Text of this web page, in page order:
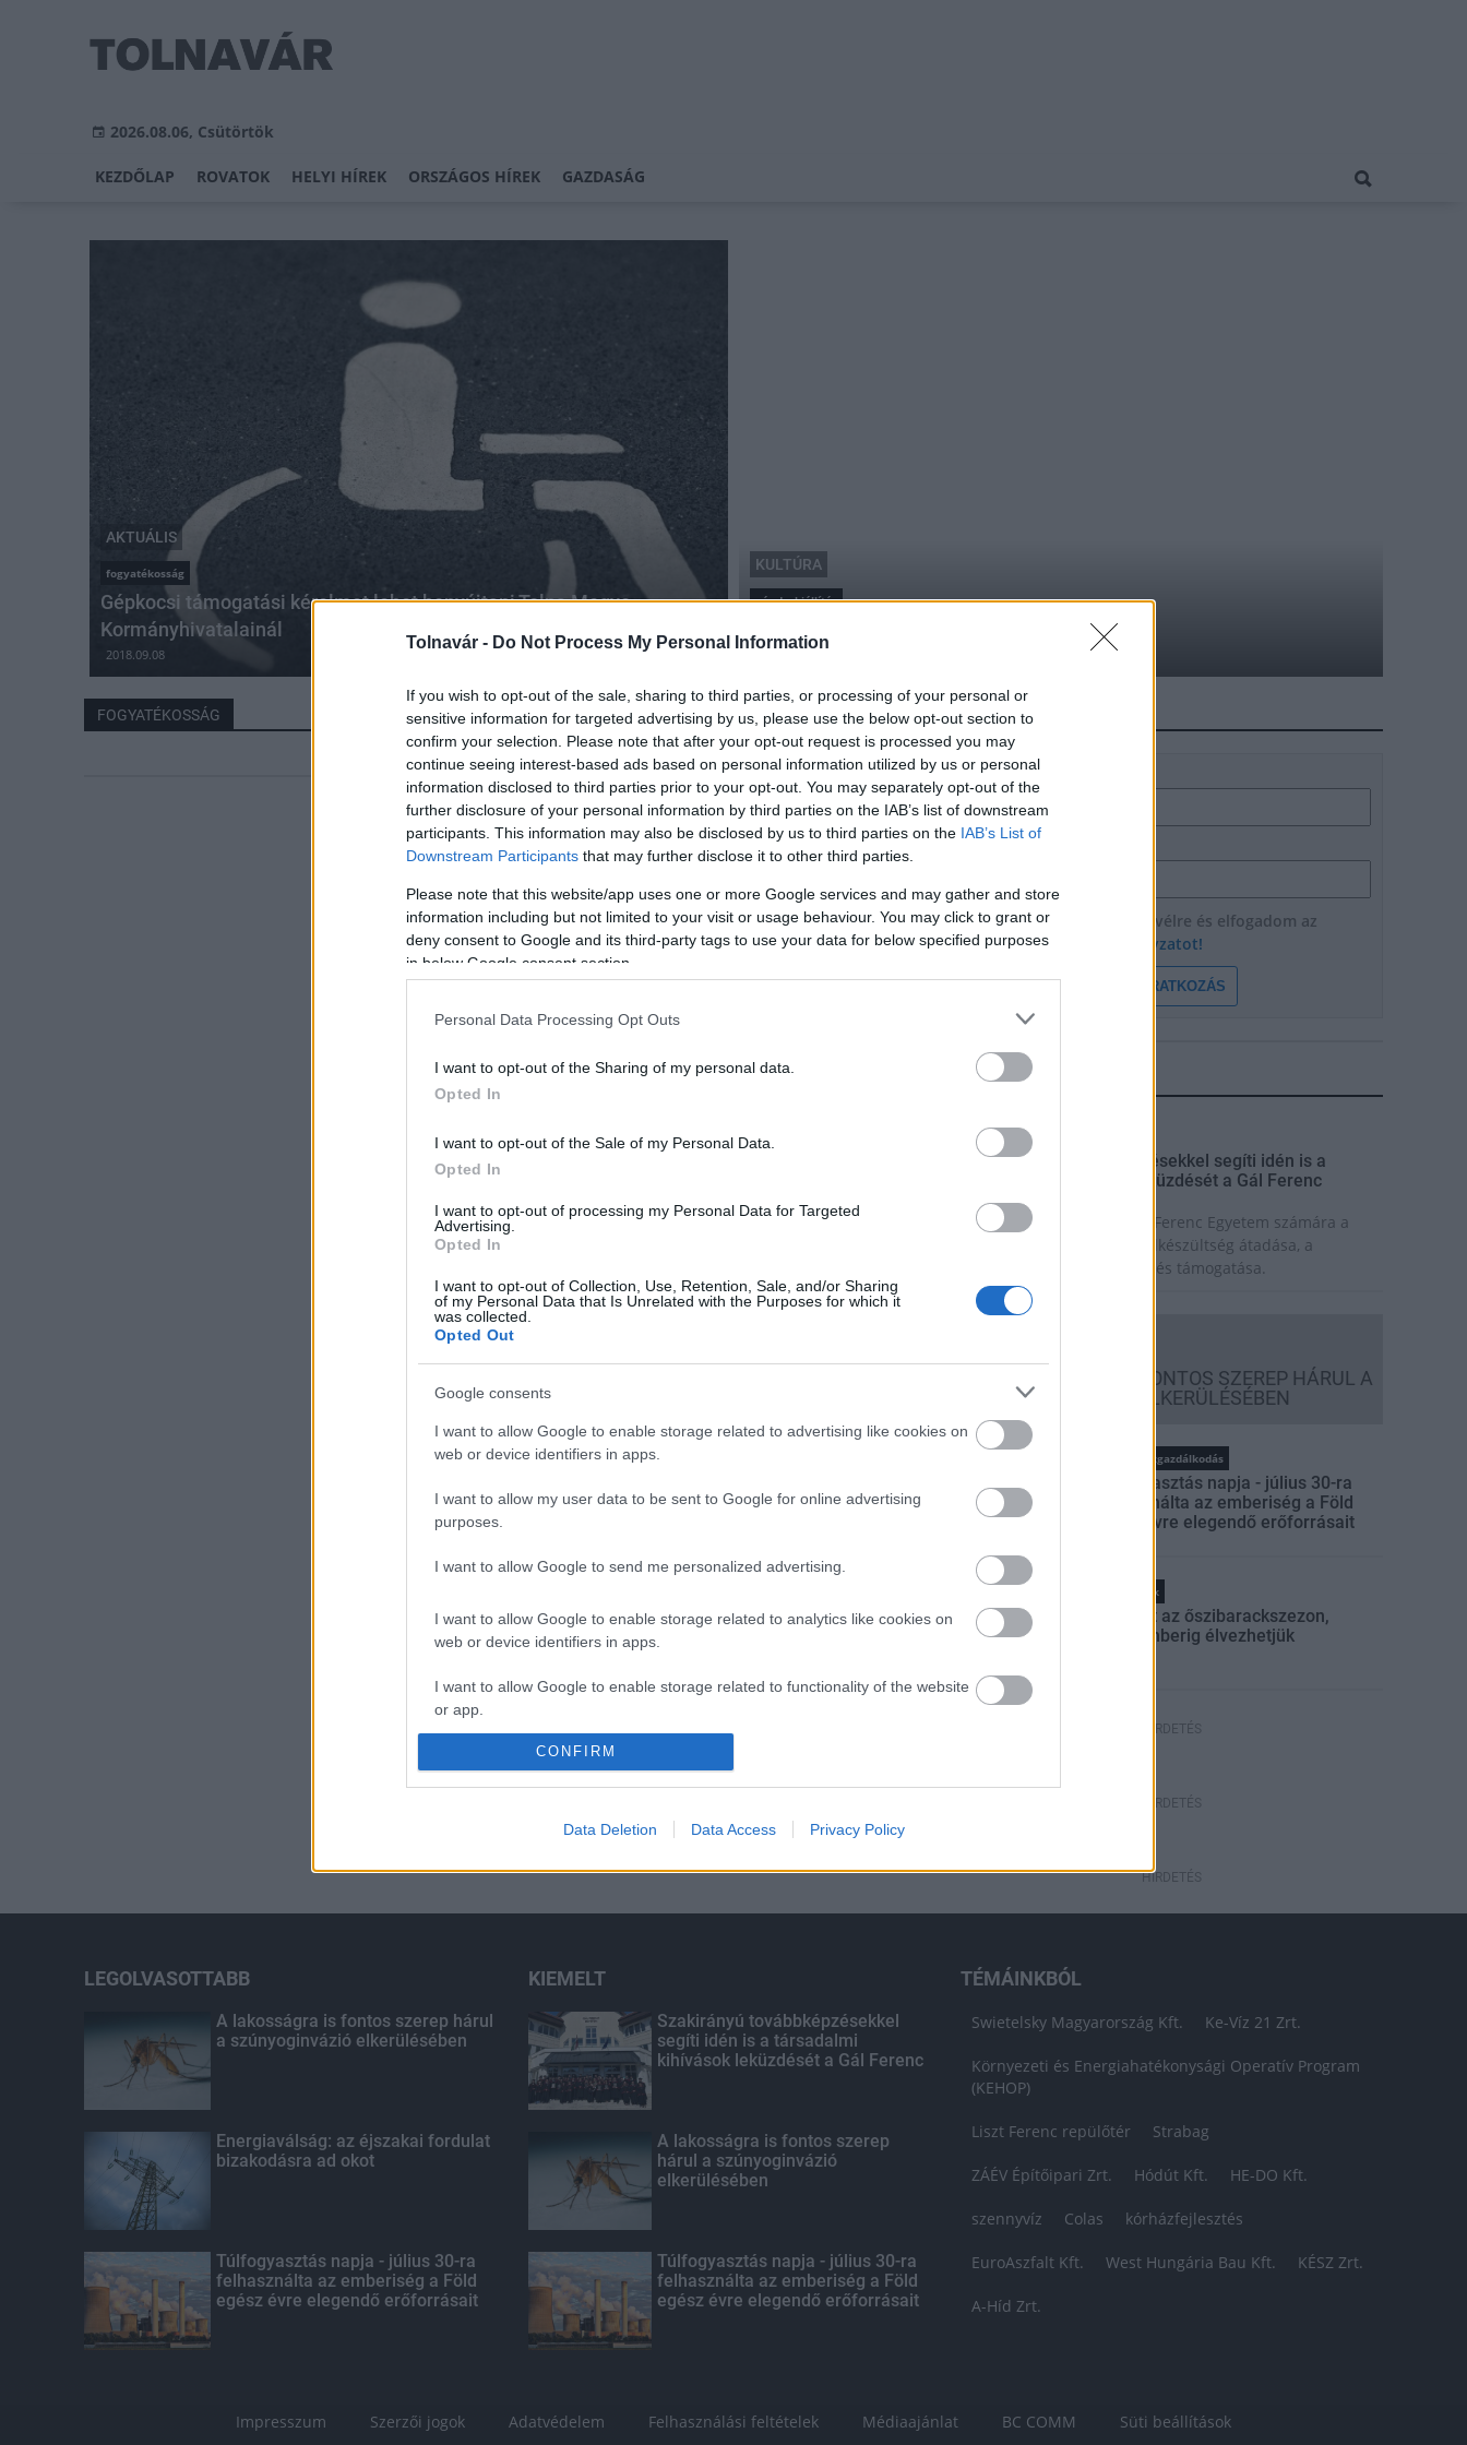
Tolnavár - Do Not Process My Personal Information
If you wish to opt-out of the sale, sharing to third parties, or processing of your personal or
sensitive information for targeted advertising by us, please use the below opt-out section to
confirm your selection. Please note that after your opt-out request is processed you may
continue seeing interest-based ads based on personal information utilized by us or personal
information disclosed to third parties prior to your opt-out. You may separately opt-out of the
further disclosure of your personal information by third parties on the IAB’s list of downstream
participants. This information may also be disclosed by us to third parties on the IAB’s List of
Downstream Participants that may further disclose it to other third parties.
Please note that this website/app uses one or more Google services and may gather and store
information including but not limited to your visit or usage behaviour. You may click to grant or
deny consent to Google and its third-party tags to use your data for below specified purposes
in below Google consent section.
Personal Data Processing Opt Outs
I want to opt-out of the Sharing of my personal data.
Opted In
I want to opt-out of the Sale of my Personal Data.
Opted In
I want to opt-out of processing my Personal Data for Targeted
Advertising.
Opted In
I want to opt-out of Collection, Use, Retention, Sale, and/or Sharing
of my Personal Data that Is Unrelated with the Purposes for which it
was collected.
Opted Out
Google consents
I want to allow Google to enable storage related to advertising like cookies on
web or device identifiers in apps.
I want to allow my user data to be sent to Google for online advertising
purposes.
I want to allow Google to send me personalized advertising.
I want to allow Google to enable storage related to analytics like cookies on
web or device identifiers in apps.
I want to allow Google to enable storage related to functionality of the website
or app.
I want to allow Google to enable storage related to personalization.
authentication functionality and fraud prevention, and other user protection.
CONFIRM
Data Deletion Data Access Privacy Policy
2026.08.06, Csütörtök
KEZDŐLAP ROVATOK HELYI HÍREK ORSZÁGOS HÍREK GAZDASÁG
AKTUÁLIS
fogyatékosság
Gépkocsi támogatási kérelmet lehet benyújtani Tolna Megye
Kormányhivatalainál
2018.09.08
KULTÚRA
vándorkiállítás
Fogyatékossággal élők kiállítása Szekszárdon
FOGYATÉKOSSÁG HÍRLEVÉL
Név
Feliratkozom a hírlevélre és elfogadom az
adatvédelmi szabályzatot!
FELIRATKOZÁS
LEGFRISSEBB
Országos hírek
Szakirányú továbbképzésekkel segíti idén is a
társadalmi kihívások leküzdését a Gál Ferenc
Egyetem
Kiemelt fontosságú a Gál Ferenc Egyetem számára a
jövőbe mutató szakmai felkészültség átadása, a
folyamatos szakmai fejlődés támogatása.
A LAKOSSÁGRA IS FONTOS SZEREP HÁRUL A
SZÚNYOGINVÁZIÓ ELKERÜLÉSÉBEN
vízgazdálkodás
Túlfogyasztás napja - július 30-ra
felhasználta az emberiség a Föld
egész évre elegendő erőforrásait
Helyi hírek
Beindult az őszibarackszezon,
szeptemberig élvezhetjük
HIRDETÉS
HIRDETÉS
HIRDETÉS
LEGOLVASOTTABB
A lakosságra is fontos szerep hárul
a szúnyoginvázió elkerülésében
Energiaválság: az éjszakai fordulat
bizakodásra ad okot
Túlfogyasztás napja - július 30-ra
felhasználta az emberiség a Föld
egész évre elegendő erőforrásait
KIEMELT
Szakirányú továbbképzésekkel
segíti idén is a társadalmi
kihívások leküzdését a Gál Ferenc
A lakosságra is fontos szerep
hárul a szúnyoginvázió
elkerülésében
Túlfogyasztás napja - július 30-ra
felhasználta az emberiség a Föld
egész évre elegendő erőforrásait
TÉMÁINKBÓL
Swietelsky Magyarország Kft. Ke-Víz 21 Zrt.
Környezeti és Energiahatékonysági Operatív Program
(KEHOP)
Liszt Ferenc repülőtér Strabag
ZÁÉV Építőipari Zrt. Hódút Kft. HE-DO Kft.
szennyvíz Colas kórházfejlesztés
EuroAszfalt Kft. West Hungária Bau Kft. KÉSZ Zrt.
A-Híd Zrt.
Impresszum Szerzői jogok Adatvédelem Felhasználási feltételek Médiaajánlat BC COMM Süti beállítások